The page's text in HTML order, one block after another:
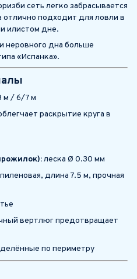
сеть легко забрасывается
подходит для ловли в
илистом дне.
неровного дна больше
«Испанка».
м / 6/7 м
раскрытие круга в
леска Ø 0.30 мм
длина 7.5 м, прочная
вертлюг предотвращает
по периметру